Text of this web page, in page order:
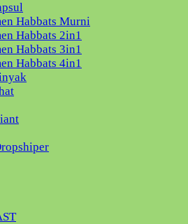
Habbats Murni
Habbats 2in1
Habbats 3in1
Habbats 4in1